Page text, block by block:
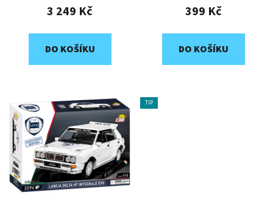
3 249 Kč
DO KOŠÍKU
399 Kč
DO KOŠÍKU
TIP